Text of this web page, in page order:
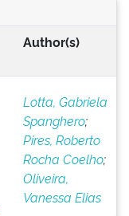
Author(s)
Lotta, Gabriela
Spanghero;
Pires, Roberto
Rocha Coelho;
Oliveira,
Vanessa Elias